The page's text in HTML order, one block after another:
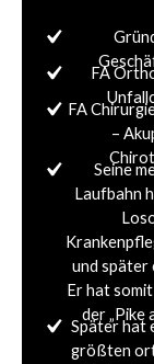
FA
FA
–
Seine
Laufbahn
und
Er hat
der „Pike
Später hat
größten